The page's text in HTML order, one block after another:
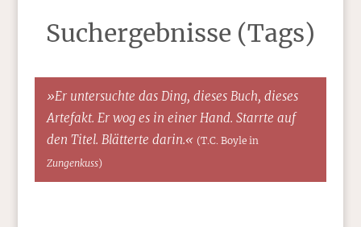
Suchergebnisse (Tags)
»Er untersuchte das Ding, dieses Buch, dieses
Artefakt. Er wog es in einer Hand. Starrte auf
den Titel. Blätterte darin.« (T.C. Boyle in
Zungenkuss)